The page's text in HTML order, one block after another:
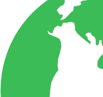
Living, los cuales la